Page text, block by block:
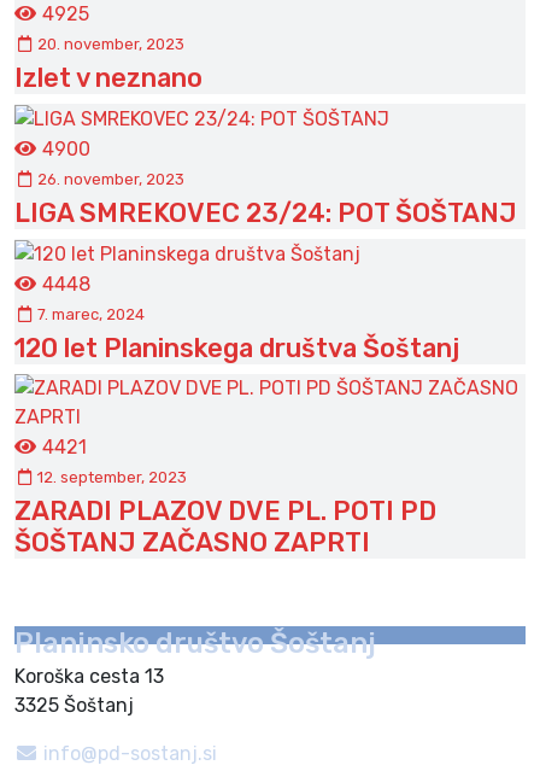
4925
20. november, 2023
Izlet v neznano
4900
26. november, 2023
LIGA SMREKOVEC 23/24: POT ŠOŠTANJ
4448
7. marec, 2024
120 let Planinskega društva Šoštanj
4421
12. september, 2023
ZARADI PLAZOV DVE PL. POTI PD
ŠOŠTANJ ZAČASNO ZAPRTI
Planinsko društvo Šoštanj
Koroška cesta 13
3325 Šoštanj
info@pd-sostanj.si